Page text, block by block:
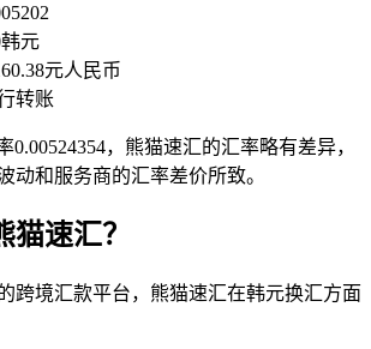
韩元
元人民币
转账
0.00524354，熊猫速汇的汇率略有差异，
动和服务商的汇率差价所致。
速汇？
跨境汇款平台，熊猫速汇在韩元换汇方面